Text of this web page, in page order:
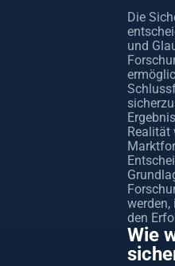
Die
und
Realität
den
Wie